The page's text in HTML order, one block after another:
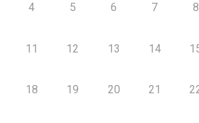
4 5 6 7 8
11 12 13 14
18 19 20 21